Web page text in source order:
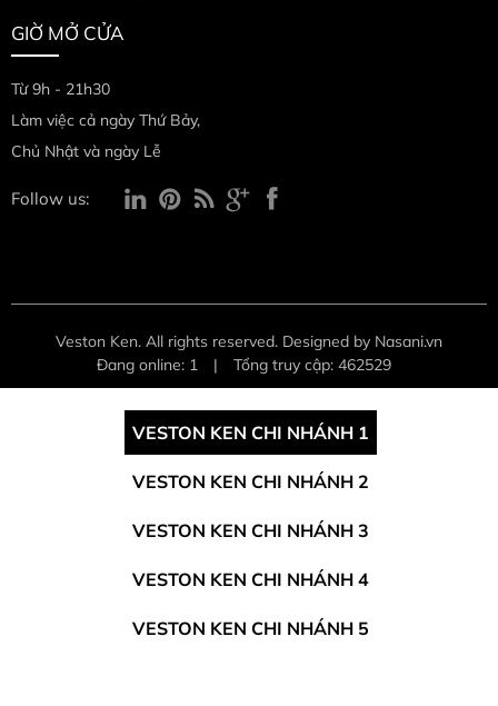
GIỜ MỞ CỬA
Từ 9h - 21h30
Làm việc cả ngày Thứ Bảy,
Chủ Nhật và ngày Lễ
Follow us:
Veston Ken. All rights reserved. Designed by Nasani.vn
Đang online: 1
| Tổng truy cập: 462529
VESTON KEN CHI NHÁNH 1
VESTON KEN CHI NHÁNH 2
VESTON KEN CHI NHÁNH 3
VESTON KEN CHI NHÁNH 4
VESTON KEN CHI NHÁNH 5